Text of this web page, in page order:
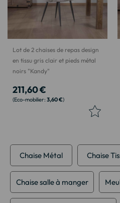
Lot de 2 chaises de repas design
en tissu gris clair et pieds métal
noirs "Kandy"
211,60 €
3,60 €
Chaise Métal Chaise
Chaise salle à manger